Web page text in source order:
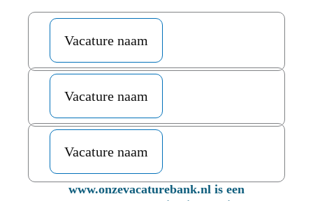
Vacature naam
Vacature naam
Vacature naam
www.onzevacaturebank.nl is een